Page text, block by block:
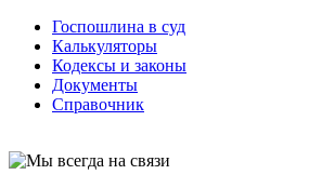
Госпошлина в суд
Калькуляторы
Кодексы и законы
Документы
Справочник